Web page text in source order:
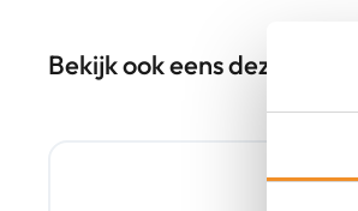
Bekijk ook eens deze